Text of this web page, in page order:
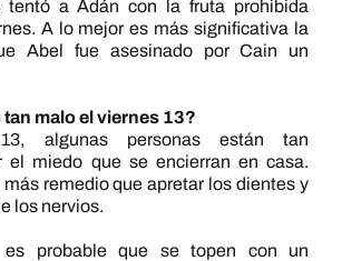
tentó a Adán con la fruta prohibida
A lo mejor es más significativa la
Abel fue asesinado por Cain un
malo el viernes 13?
algunas personas están tan
el miedo que se encierran en casa.
remedio que apretar los dientes y
los nervios.
es probable que se topen con un